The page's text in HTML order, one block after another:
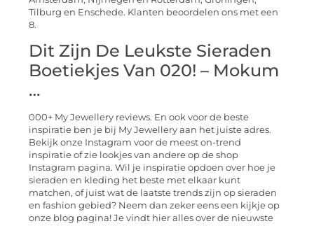
Tilburg en Enschede. Klanten beoordelen ons met een
8.
Dit Zijn De Leukste Sieraden
Boetiekjes Van 020! – Mokum
…
000+ My Jewellery reviews. En ook voor de beste
inspiratie ben je bij My Jewellery aan het juiste adres.
Bekijk onze Instagram voor de meest on-trend
inspiratie of zie lookjes van andere op de shop
Instagram pagina. Wil je inspiratie opdoen over hoe je
sieraden en kleding het beste met elkaar kunt
matchen, of juist wat de laatste trends zijn op sieraden
en fashion gebied? Neem dan zeker eens een kijkje op
onze blog pagina! Je vindt hier alles over de nieuwste